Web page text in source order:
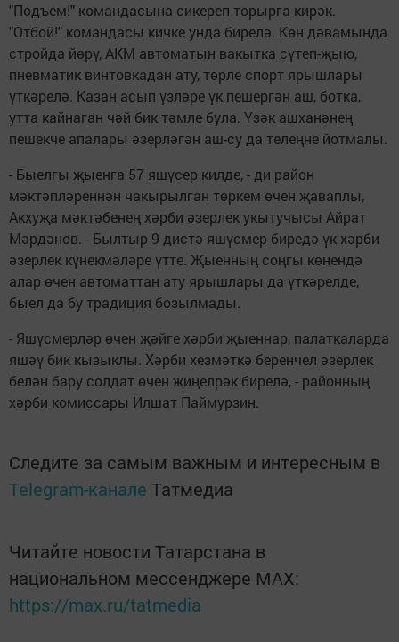
"Подъем!" командасына сикереп торырга кирәк.
"Отбой!" командасы кичке унда бирелә. Көн дәвамында
стройда йөрү, АКМ автоматын вакытка сүтеп-җыю,
пневматик винтовкадан ату, төрле спорт ярышлары
үткәрелә. Казан асып үзләре үк пешергән аш, ботка,
утта кайнаган чәй бик тәмле була. Үзәк ашханәнең
пешекче апалары әзерләгән аш-су да телеңне йотмалы.
- Быелгы җыенга 57 яшүсер килде, - ди район
мәктәпләреннән чакырылган төркем өчен җаваплы,
Акхуҗа мәктәбенең хәрби әзерлек укытучысы Айрат
Мәрдәнов. - Былтыр 9 дистә яшүсмер биредә үк хәрби
әзерлек күнекмәләре үтте. Җыенның соңгы көнендә
алар өчен автоматтан ату ярышлары да үткәрелде,
быел да бу традиция бозылмады.
- Яшүсмерләр өчен җәйге хәрби җыеннар, палаткаларда
яшәү бик кызыклы. Хәрби хезмәткә беренчел әзерлек
белән бару солдат өчен җиңелрәк бирелә, - районның
хәрби комиссары Илшат Паймурзин.
Следите за самым важным и интересным в
Telegram-канале Татмедиа
Читайте новости Татарстана в
национальном мессенджере MАХ:
https://max.ru/tatmedia